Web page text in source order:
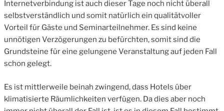
Internetverbindung ist auch dieser Tage noch nicht überall
selbstverständlich und somit natürlich ein qualitätvoller
Vorteil für Gäste und Seminarteilnehmer. Es sind keine
unnötigen Verzögerungen zu befürchten, somit sind die
Grundsteine für eine gelungene Veranstaltung auf jeden Fall
schon gelegt.
Es ist mittlerweile beinah zwingend, dass Hotels über
klimatisierte Räumlichkeiten verfügen. Da dies aber noch